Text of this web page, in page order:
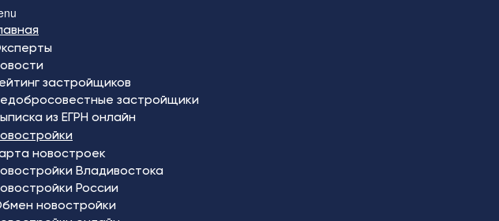
застройщиков
застройщики
из ЕГРН онлайн
новостроек
Владивостока
России
новостройки